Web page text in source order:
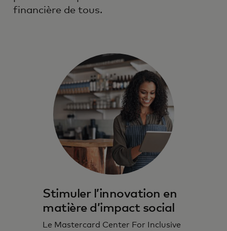
financière de tous.
Stimuler l’innovation en
matière d’impact social
Le Mastercard Center For Inclusive